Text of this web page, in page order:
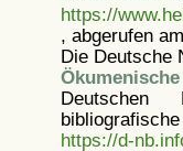
https://
, abgerufen
Die Deutsche
Deutschen
https://d-